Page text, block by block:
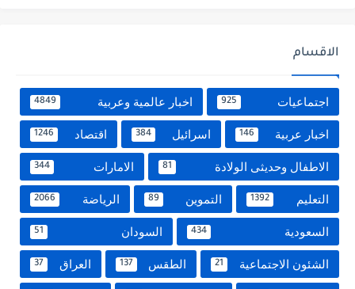
الاقسام
اجتماعيات 925 اخبار عالمية وعربية 4849
اخبار عربية 146 اسرائيل 384 اقتصاد 1246
الاطفال وحديثى الولادة 81 الامارات 344
التعليم 1392 التموين 89 الرياضة 2066
السعودية 434 السودان 51
الشئون الاجتماعية 21 الطقس 137 العراق 37